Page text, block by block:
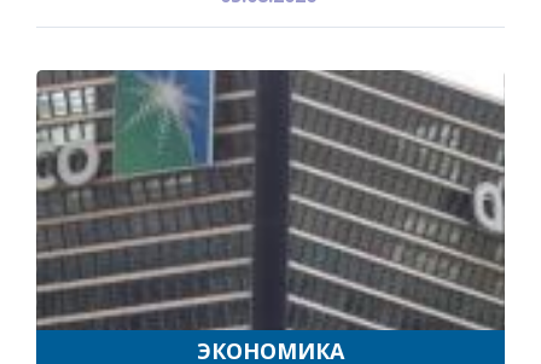
ЭКОНОМИКА